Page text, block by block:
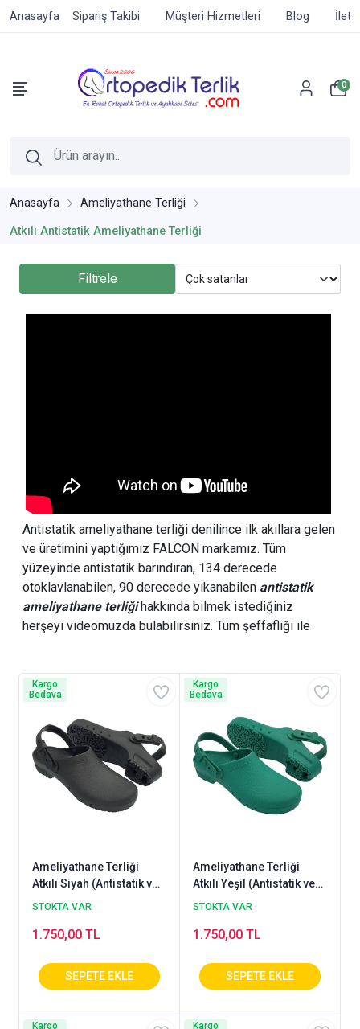
Anasayfa Sipariş Takibi Müşteri Hizmetleri Blog
0
Anasayfa Ameliyathane Terliği
Atkılı Antistatik Ameliyathane Terliği
Filtrele
Antistatik ameliyathane terliği denilince ilk akıllara gelen
ve üretimini yaptığımız FALCON markamız. Tüm
yüzeyinde antistatik barındıran, 134 derecede
otoklavlanabilen, 90 derecede yıkanabilen antistatik
ameliyathane terliğihakkında bilmek istediğiniz
herşeyi videomuzda bulabilirsiniz. Tüm şeffaflığı ile
terliğirenk seçenekleri, esd terlik görselleri ve atkılı
atkısız ameliyathane terliği modelleri anlatılmaktadır.
Atkılı antistatik ameliyathane terliği modellerimizin yanı
sıra atkısızantistatik ameliyathane terliğiveesd terlik
kategorilerimize göz atmayı unutmayınız. Sipariş
vermeden önce sizde mutlaka antistatik değer ölçüm
görsellerini firmalardan talep ediniz.
Ameliyathane Terliği
Atkılı Siyah (Antistatik ve
Otoklavlanabilir)
STOKTA VAR
1.750,00 TL
Kargo
Bedava
Ameliyathane Terliği
Atkılı Yeşil (Antistatik ve
Otoklavlanabilir)
STOKTA VAR
1.750,00 TL
Kargo
Bedava
Kargo
Kargo